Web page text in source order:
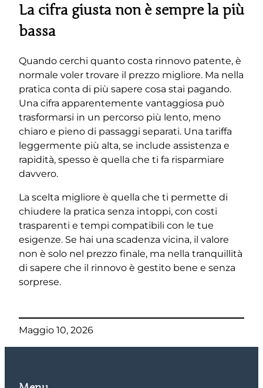
La cifra giusta non è sempre la più
bassa
Quando cerchi quanto costa rinnovo patente, è
normale voler trovare il prezzo migliore. Ma nella
pratica conta di più sapere cosa stai pagando.
Una cifra apparentemente vantaggiosa può
trasformarsi in un percorso più lento, meno
chiaro e pieno di passaggi separati. Una tariffa
leggermente più alta, se include assistenza e
rapidità, spesso è quella che ti fa risparmiare
davvero.
La scelta migliore è quella che ti permette di
chiudere la pratica senza intoppi, con costi
trasparenti e tempi compatibili con le tue
esigenze. Se hai una scadenza vicina, il valore
non è solo nel prezzo finale, ma nella tranquillità
di sapere che il rinnovo è gestito bene e senza
sorprese.
Maggio 10, 2026